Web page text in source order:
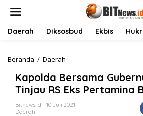
Daerah Diksosbud Ekbis
Beranda / Daerah
p
o
l
d
Kapolda Bersama
Tinjau RS Eks Pertamina
Bitnews.id
10 Juli 2021
Daerah